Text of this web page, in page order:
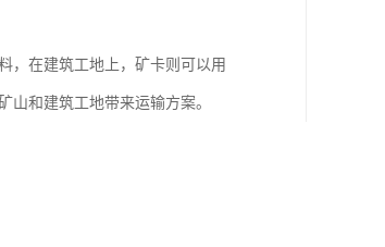
，在建筑工地上，矿卡则可以用
和建筑工地带来运输方案。